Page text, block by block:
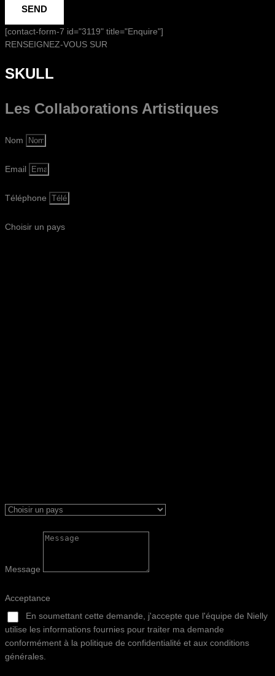
SEND
[contact-form-7 id="3119" title="Enquire"]
RENSEIGNEZ-VOUS SUR
SKULL
Les Collaborations Artistiques
Nom
Email
Téléphone
Choisir un pays
Message
Acceptance
En soumettant cette demande, j'accepte que l'équipe de Nielly
utilise les informations fournies pour traiter ma demande
conformément à la politique de confidentialité et aux conditions
générales.